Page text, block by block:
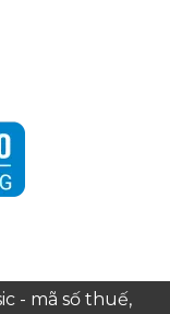
- mã số thuế,